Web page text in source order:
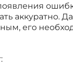
аккуратно.
его